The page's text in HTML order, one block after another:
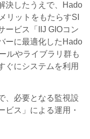
決したうえで、Hado
リットをもたらすSI
ービス「IIJ GIOコン
ーに最適化したHado
ルやライブラリ群も
ぐにシステムを利用
、必要となる監視設
ビス」による運用・